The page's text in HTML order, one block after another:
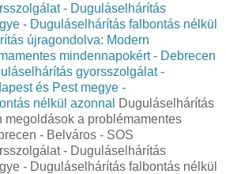
- Duguláselhárítás
- Duguláselhárítás falbontás nélkül
újragondolva: Modern
mindennapokért - Debrecen
gyorsszolgálat -
és Pest megye -
nélkül azonnal
Duguláselhárítás
megoldások a problémamentes
- Belváros - SOS
- Duguláselhárítás
- Duguláselhárítás falbontás nélkül